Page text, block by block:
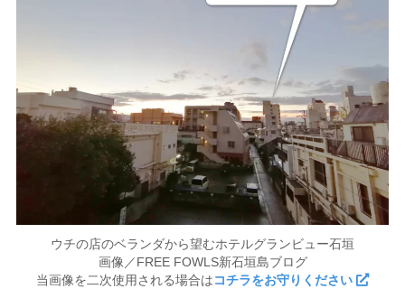
ウチの店のベランダから望むホテルグランビュー石垣
画像／FREE FOWLS新石垣島ブログ
当画像を二次使用される場合はコチラをお守りください